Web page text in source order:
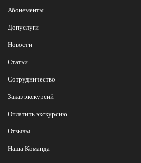
Абонементы
Допуслуги
Новости
Статьи
Сотрудничество
Заказ экскурсий
Оплатить экскурсию
Отзывы
Наша Команда